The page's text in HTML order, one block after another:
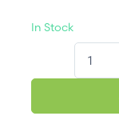
In Stock